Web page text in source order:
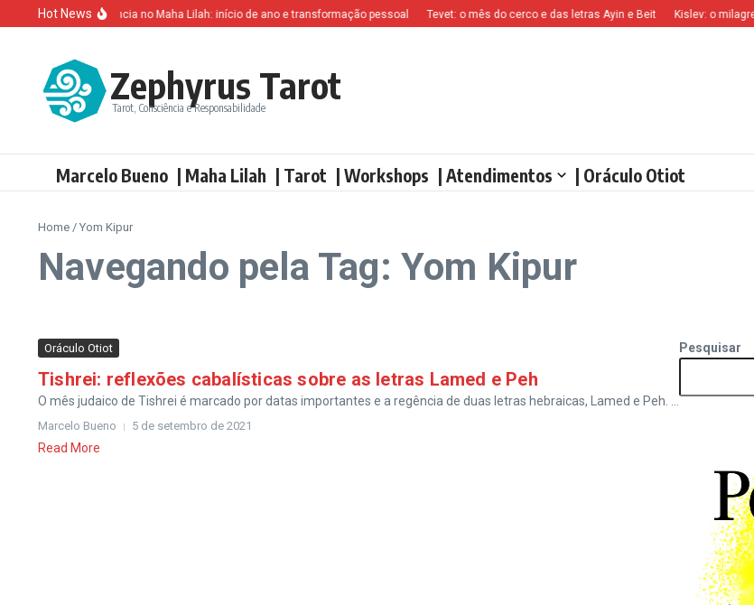
Ir para o conteúdo
Hot News
Altruísmo e ganância no Maha Lilah: início de ano e transformação pessoal Tevet: o mês do cerco e das letras Ayin e Beit Kislev: o milagre
Zephyrus Tarot
Tarot, Consciência e Responsabilidade
Marcelo Bueno | Maha Lilah | Tarot | Workshops | Atendimentos | Oráculo Otiot
Home / Yom Kipur
Navegando pela Tag: Yom Kipur
Oráculo Otiot
Tishrei: reflexões cabalísticas sobre as letras Lamed e Peh
O mês judaico de Tishrei é marcado por datas importantes e a regência de duas letras hebraicas, Lamed e Peh. ...
Marcelo Bueno 5 de setembro de 2021
Read More
Pesquisar